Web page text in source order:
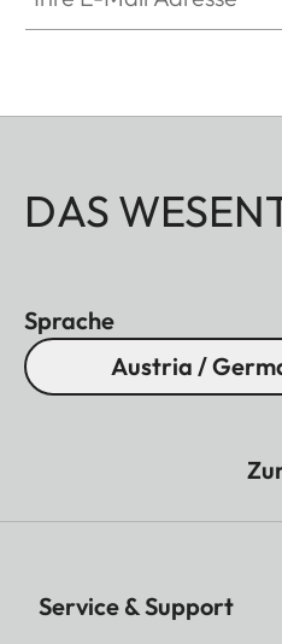
DAS
Sprache
Austria /
Service & Support